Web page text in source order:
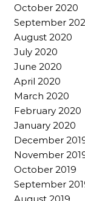
October 2020
September
August 2020
July 2020
June 2020
April 2020
March 2020
February 2020
January 2020
December
November
October 2019
September